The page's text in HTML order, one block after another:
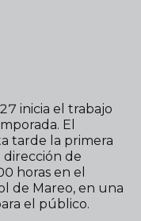
inicia el trabajo
El
tarde la primera
dirección de
horas en el
de Mareo, en una
el público.